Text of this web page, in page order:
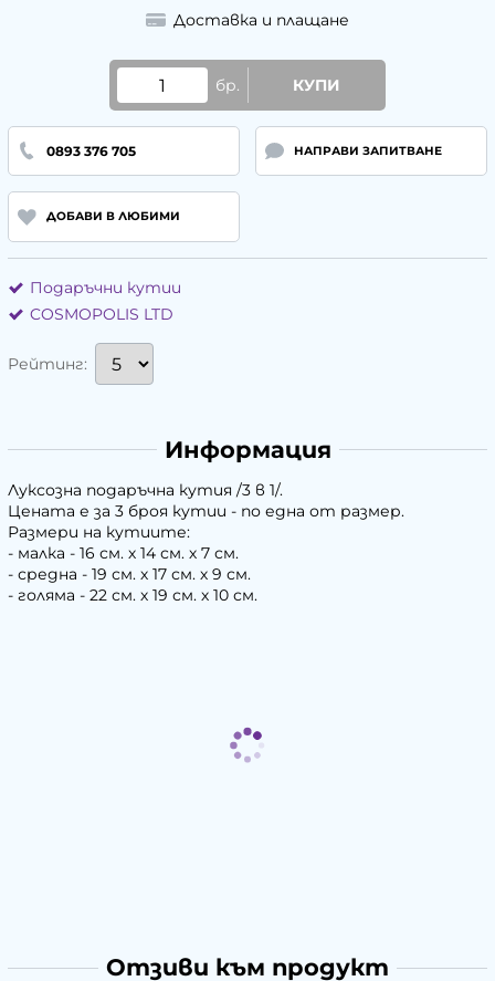
Доставка и плащане
бр. КУПИ
0893 376 705 НАПРАВИ ЗАПИТВАНЕ
ДОБАВИ В ЛЮБИМИ
Подаръчни кутии
COSMOPOLIS LTD
Рейтинг:
Информация
Луксозна подаръчна кутия /3 в 1/.
Цената е за 3 броя кутии - по една от размер.
Размери на кутиите:
- малка - 16 см. х 14 см. х 7 см.
- средна - 19 см. х 17 см. х 9 см.
- голяма - 22 см. х 19 см. х 10 см.
Отзиви към продукт